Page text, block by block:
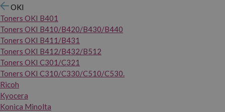
OKI
Toners OKI B401
Toners OKI B410/B420/B430/B440
Toners OKI B411/B431
Toners OKI B412/B432/B512
Toners OKI C301/C321
Toners OKI C310/C330/C510/C530.
Ricoh
Kyocera
Konica Minolta